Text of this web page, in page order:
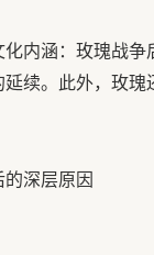
化内涵：玫瑰战
延续。此外，玫
深层原因